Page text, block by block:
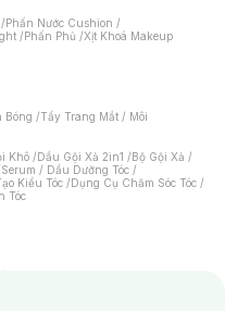
/Phấn Nước Cushion /
/Phấn Phủ /Xịt Khoá Makeup
Bóng /Tẩy Trang Mắt / Môi
Khô /Dầu Gội Xả 2in1 /Bộ Gội Xả /
Serum / Dầu Dưỡng Tóc /
Kiểu Tóc /Dụng Cụ Chăm Sóc Tóc /
Tóc